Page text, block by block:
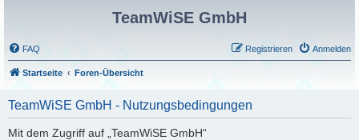
TeamWiSE GmbH
FAQ Anmelden
Registrieren
Startseite Foren-Übersicht
TeamWiSE GmbH - Nutzungsbedingungen
Mit dem Zugriff auf „TeamWiSE GmbH“